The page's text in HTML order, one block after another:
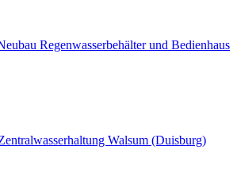
Regenwasserbehälter und Bedienhaus
Walsum (Duisburg)